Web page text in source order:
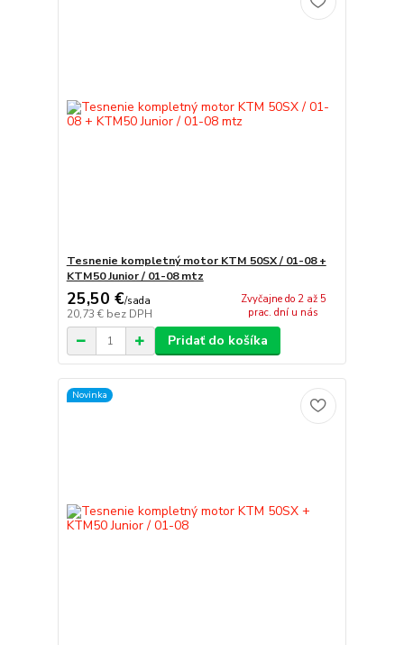
Tesnenie kompletný motor KTM 50SX / 01-08 +
KTM50 Junior / 01-08 mtz
25,50 €/sada
20,73 € bez DPH
Zvyčajne do 2 až 5
prac. dní u nás
Pridať do košíka
Novinka